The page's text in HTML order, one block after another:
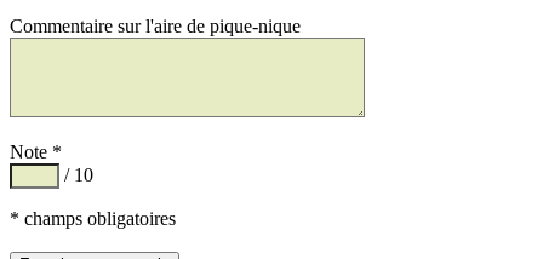
Commentaire sur l'aire de pique-nique
Note *
/ 10
* champs obligatoires